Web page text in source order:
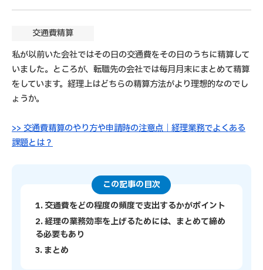
交通費精算
私が以前いた会社ではその日の交通費をその日のうちに精算して
いました。ところが、転職先の会社では毎月月末にまとめて精算
をしています。経理上はどちらの精算方法がより理想的なのでし
ょうか。
>> 交通費精算のやり方や申請時の注意点｜経理業務でよくある
課題とは？
この記事の目次
1. 交通費をどの程度の頻度で支出するかがポイント
2. 経理の業務効率を上げるためには、まとめて締め
る必要もあり
3. まとめ